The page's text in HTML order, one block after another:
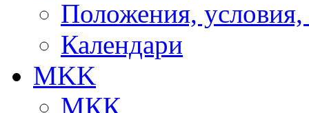
Положения, условия,
Календари
MKK
МКК